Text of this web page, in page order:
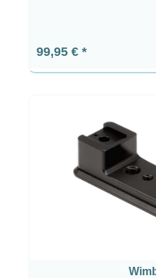
Prezzo normale:
99,95 €